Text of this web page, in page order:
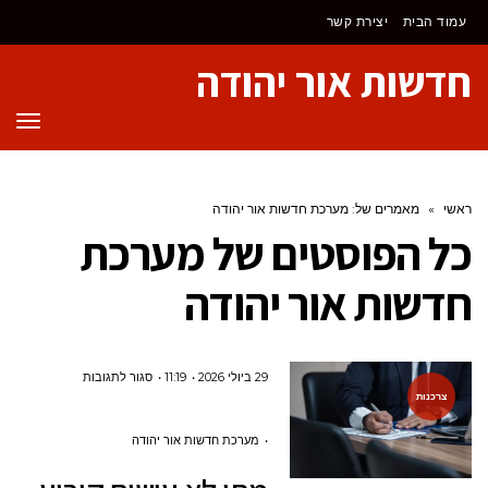
לתוכן
עמוד הבית יצירת קשר
חדשות אור יהודה
ראשי » מאמרים של: מערכת חדשות אור יהודה
כל הפוסטים שלמערכת
חדשות אור יהודה
צרכנות
29 ביולי 2026 11:19 סגור לתגובותעל
מערכת חדשות אור יהודה